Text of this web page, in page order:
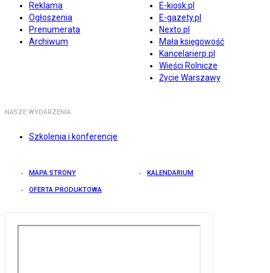
Reklama
Ogłoszenia
Prenumerata
Archiwum
E-kiosk.pl
E-gazety.pl
Nexto.pl
Mała księgowość
Kancelarierp.pl
Wieści Rolnicze
Życie Warszawy
NASZE WYDARZENIA
Szkolenia i konferencje
MAPA STRONY KALENDARIUM
OFERTA PRODUKTOWA